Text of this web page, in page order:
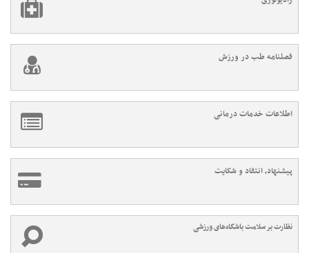
فصلنامه طب در ورزش
اطلاعات خدمات درمانی
پیشنهاد، انتقاد و شکایت
نظارت بر سلامت باشگاه‌های ورزشی